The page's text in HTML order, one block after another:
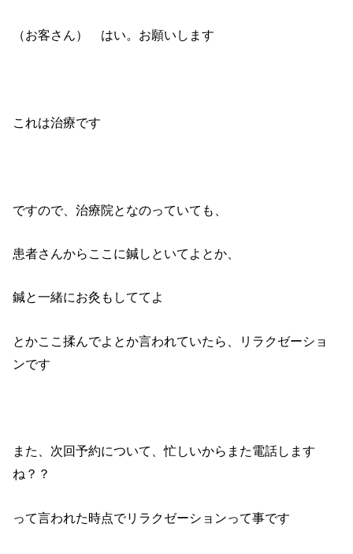
（お客さん） はい。お願いします
これは治療です
ですので、治療院となのっていても、
患者さんからここに鍼しといてよとか、
鍼と一緒にお灸もしててよ
とかここ揉んでよとか言われていたら、リラクゼーショ
ンです
また、次回予約について、忙しいからまた電話します
ね？？
って言われた時点でリラクゼーションって事です